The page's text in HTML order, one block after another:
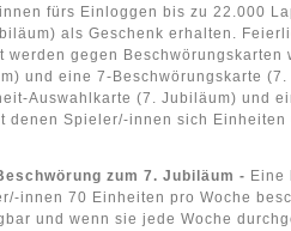
fürs Einloggen bis zu 22.000
als Geschenk erhalten.
werden gegen Beschwörungskarten
und eine 7-Beschwörungskarte
Auswahlkarte (7. Jubiläum) und
denen Spieler/-innen sich Einheiten
zum 7. Jubiläum - Eine
innen 70 Einheiten pro Woche
und wenn sie jede Woche